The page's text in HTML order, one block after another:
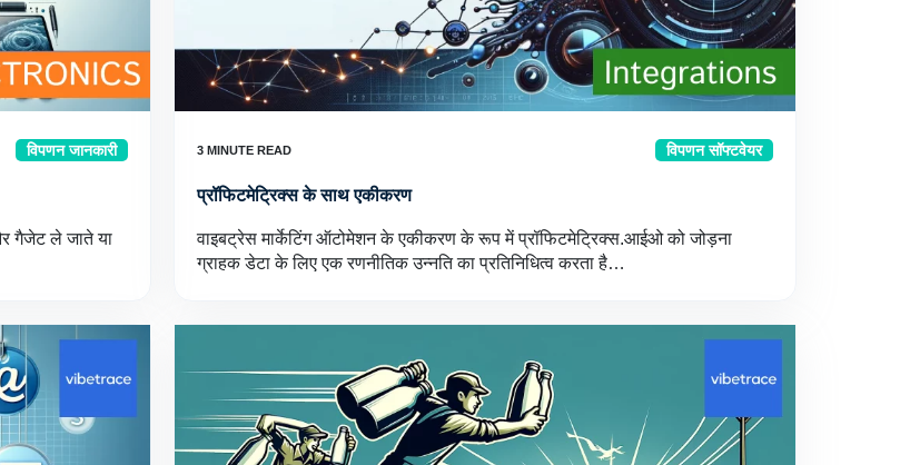
विपणन जानकारी
गैजेट ले जाते या
विपणन सॉफ्टवेयर
प्रॉफिटमेट्रिक्स के साथ एकीकरण
वाइबट्रेस मार्केटिंग ऑटोमेशन के एकीकरण के रूप में प्रॉफिटमेट्रिक्स.आईओ को जोड़ना
ग्राहक डेटा के लिए एक रणनीतिक उन्नति का प्रतिनिधित्व करता है…